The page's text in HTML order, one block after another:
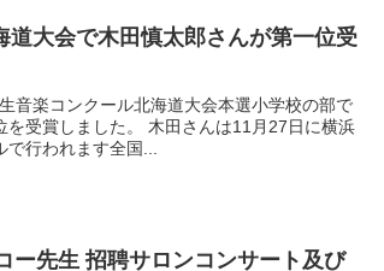
大会で木田慎太郎さんが第一位受
音楽コンクール北海道大会本選小学校の部で
受賞しました。 木田さんは11月27日に横浜
で行われます全国...
ー先生 招聘サロンコンサート及び